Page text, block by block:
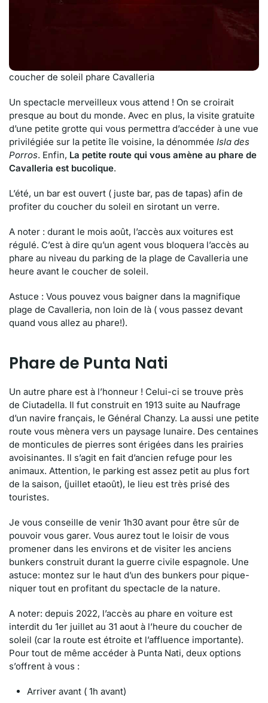
coucher de soleil phare Cavalleria
Un spectacle merveilleux vous attend ! On se croirait
presque au bout du monde. Avec en plus, la visite gratuite
d’une petite grotte qui vous permettra d’accéder à une vue
privilégiée sur la petite île voisine, la dénommée Isla des
Porros. Enfin, La petite route qui vous amène au phare de
Cavalleria est bucolique.
L’été, un bar est ouvert ( juste bar, pas de tapas) afin de
profiter du coucher du soleil en sirotant un verre.
A noter : durant le mois août, l’accès aux voitures est
régulé. C’est à dire qu’un agent vous bloquera l’accès au
phare au niveau du parking de la plage de Cavalleria une
heure avant le coucher de soleil.
Astuce : Vous pouvez vous baigner dans la magnifique
plage de Cavalleria, non loin de là ( vous passez devant
quand vous allez au phare!).
Phare de Punta Nati
Un autre phare est à l’honneur ! Celui-ci se trouve près
de Ciutadella. Il fut construit en 1913 suite au Naufrage
d’un navire français, le Général Chanzy. La aussi une petite
route vous mènera vers un paysage lunaire. Des centaines
de monticules de pierres sont érigées dans les prairies
avoisinantes. Il s’agit en fait d’ancien refuge pour les
animaux. Attention, le parking est assez petit au plus fort
de la saison, (juillet etaoût), le lieu est très prisé des
touristes.
Je vous conseille de venir 1h30 avant pour être sûr de
pouvoir vous garer. Vous aurez tout le loisir de vous
promener dans les environs et de visiter les anciens
bunkers construit durant la guerre civile espagnole. Une
astuce: montez sur le haut d’un des bunkers pour pique-
niquer tout en profitant du spectacle de la nature.
A noter: depuis 2022, l’accès au phare en voiture est
interdit du 1er juillet au 31 aout à l’heure du coucher de
soleil (car la route est étroite et l’affluence importante).
Pour tout de même accéder à Punta Nati, deux options
s’offrent à vous :
Arriver avant ( 1h avant)